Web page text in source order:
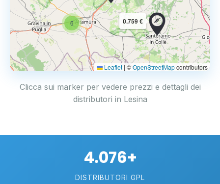
6 0.759 €
Leaflet | ©OpenStreetMapcontributors
Clicca sui marker per vedere prezzi e dettagli dei
distributori in Lesina
4.076+
DISTRIBUTORI GPL